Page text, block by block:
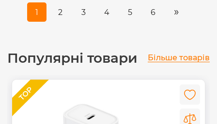
1 2 3 4 5 6 »
Популярні товари Більше товарів